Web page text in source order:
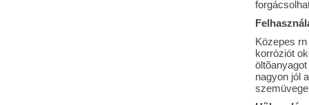
Közepes
korróziót
nagyon jól